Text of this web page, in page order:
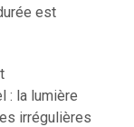
est
: la lumière
irrégulières